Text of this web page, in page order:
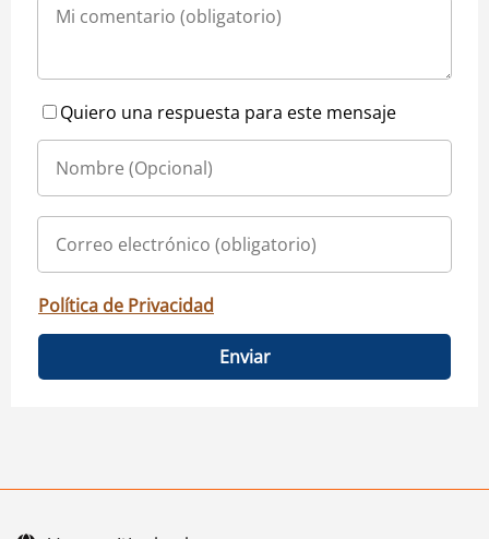
Quiero una respuesta para este mensaje
Política de Privacidad
Enviar